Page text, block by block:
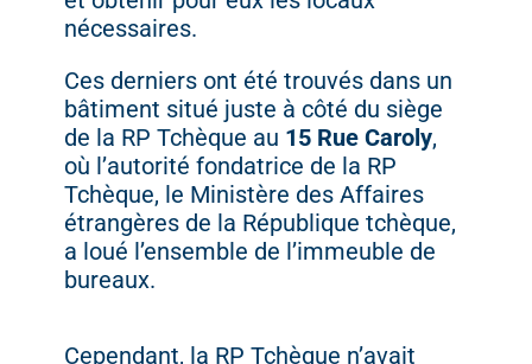
nécessaires.
Ces derniers ont été trouvés dans un
bâtiment situé juste à côté du siège
de la RP Tchèque au 15 Rue Caroly,
où l’autorité fondatrice de la RP
Tchèque, le Ministère des Affaires
étrangères de la République tchèque,
a loué l’ensemble de l’immeuble de
bureaux.
Cependant, la RP Tchèque n’avait